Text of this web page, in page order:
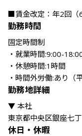
■賃金改定：年2回（6
勤務時間
固定時間制
・就業時間:9:00-
・休憩時間:1時間
・時間外労働:あり（
勤務地詳細
▼ 本社
東京都中央区銀座七
休日・休暇